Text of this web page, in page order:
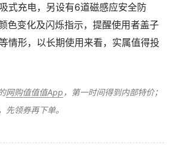
式充电，另设有6道磁感应安全防
色变化及闪烁指示，提醒使用者盖子
情形，以长期使用来看，实属值得投
网购值值值App ，第一时间得到内部特价；
先领券再下单。